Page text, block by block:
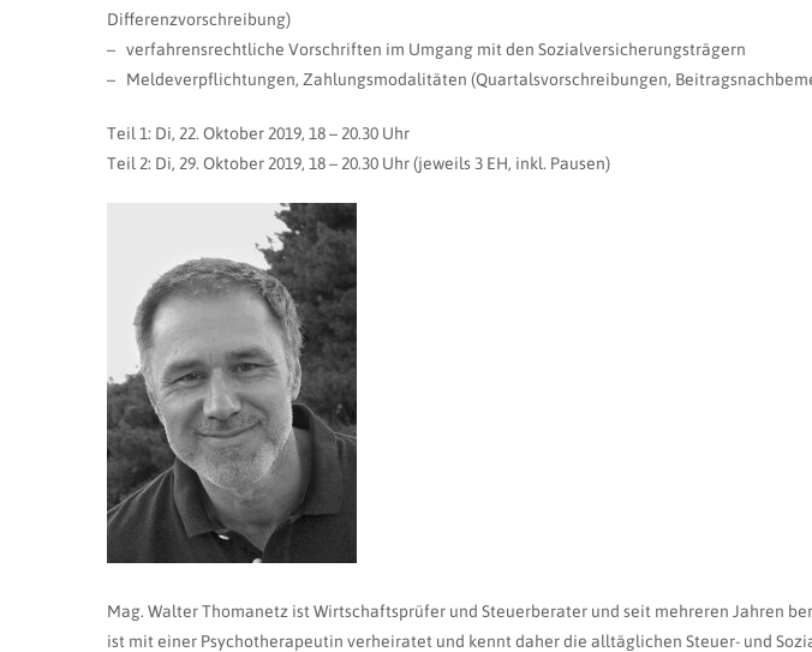
Differenzvorschreibung)
– verfahrensrechtliche Vorschriften im Umgang mit den Sozialversicherungsträgern
– Meldeverpflichtungen, Zahlungsmodalitäten (Quartalsvorschreibungen,
Teil 1: Di, 22. Oktober 2019, 18 – 20.30 Uhr
Teil 2: Di, 29. Oktober 2019, 18 – 20.30 Uhr (jeweils 3 EH, inkl. Pausen)
Mag. Walter Thomanetz ist Wirtschaftsprüfer und Steuerberater und seit mehreren Jahren
ist mit einer Psychotherapeutin verheiratet und kennt daher die alltäglichen Steuer- und